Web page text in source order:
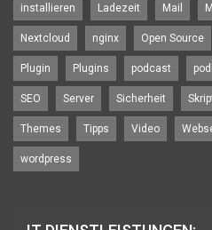
installieren Ladezeit Mail
Nextcloud nginx Open Source
Plugin Plugins podcast
SEO Server Sicherheit
Themes Tipps Video
wordpress